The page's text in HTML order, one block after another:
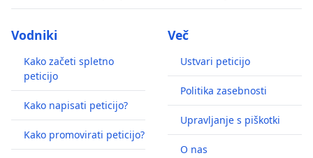
Vodniki
Kako začeti spletno
peticijo
Kako napisati peticijo?
Kako promovirati peticijo?
Več
Ustvari peticijo
Politika zasebnosti
Upravljanje s piškotki
O nas